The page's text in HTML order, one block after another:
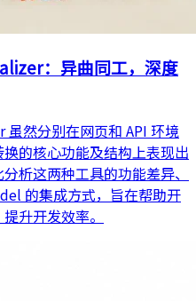
：异曲同工，深度
然分别在网页和 API 环境
的核心功能及结构上表现出
析这两种工具的功能差异、
的集成方式，旨在帮助开
升开发效率。